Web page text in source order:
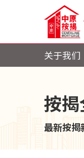
关于我们
按
最新按揭